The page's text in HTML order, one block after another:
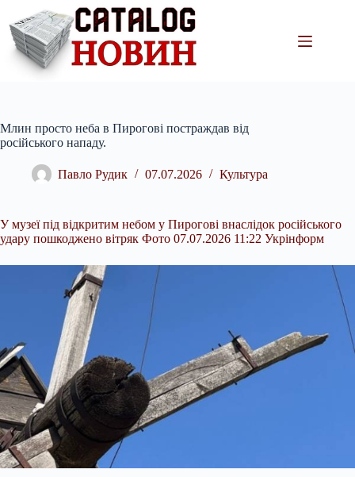
вмісту
Млин просто неба в Пирогові постраждав від
російського нападу.
Павло Рудик 07.07.2026 Культура
У музеї під відкритим небом у Пирогові внаслідок російського
удару пошкоджено вітряк Фото 07.07.2026 11:22 Укрінформ